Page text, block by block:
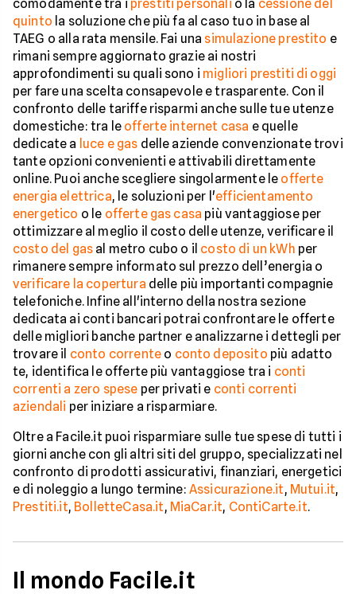
comodamente tra i prestiti personali o la cessione del
quinto la soluzione che più fa al caso tuo in base al
TAEG o alla rata mensile. Fai una simulazione prestito e
rimani sempre aggiornato grazie ai nostri
approfondimenti su quali sono i migliori prestiti di oggi
per fare una scelta consapevole e trasparente. Con il
confronto delle tariffe risparmi anche sulle tue utenze
domestiche: tra le offerte internet casa e quelle
dedicate a luce e gas delle aziende convenzionate trovi
tante opzioni convenienti e attivabili direttamente
online. Puoi anche scegliere singolarmente le offerte
energia elettrica, le soluzioni per l'efficientamento
energetico o le offerte gas casa più vantaggiose per
ottimizzare al meglio il costo delle utenze, verificare il
costo del gas al metro cubo o il costo di un kWh per
rimanere sempre informato sul prezzo dell’energia o
verificare la copertura delle più importanti compagnie
telefoniche. Infine all'interno della nostra sezione
dedicata ai conti bancari potrai confrontare le offerte
delle migliori banche partner e analizzarne i dettegli per
trovare il conto corrente o conto deposito più adatto
te, identifica le offerte più vantaggiose tra i conti
correnti a zero spese per privati e conti correnti
aziendali per iniziare a risparmiare.
Oltre a Facile.it puoi risparmiare sulle tue spese di tutti i
giorni anche con gli altri siti del gruppo, specializzati nel
confronto di prodotti assicurativi, finanziari, energetici
e di noleggio a lungo termine: Assicurazione.it, Mutui.it,
Prestiti.it, BolletteCasa.it, MiaCar.it, ContiCarte.it.
Il mondo Facile.it